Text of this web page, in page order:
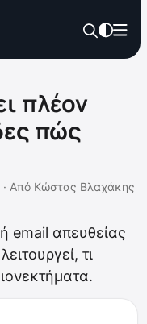
πλέον
πώς
· Από Κώστας Βλαχάκης
email απευθείας
τι